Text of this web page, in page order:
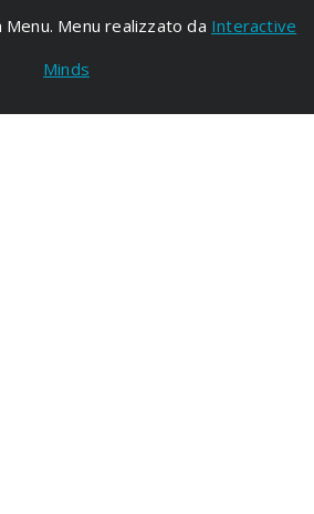
Menu realizzato da Interactive
Minds